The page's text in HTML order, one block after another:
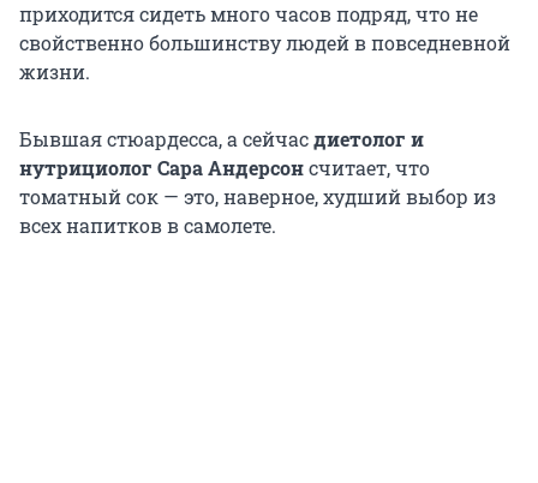
приходится сидеть много часов подряд, что не
свойственно большинству людей в повседневной
жизни.
Бывшая стюардесса, а сейчасдиетолог и
нутрициолог Сара Андерсонсчитает, что
томатный сок — это, наверное, худший выбор из
всех напитков в самолете.